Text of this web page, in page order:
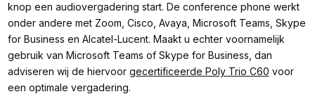
knop een audiovergadering start. De conference phone werkt
onder andere met Zoom, Cisco, Avaya, Microsoft Teams, Skype
for Business en Alcatel-Lucent. Maakt u echter voornamelijk
gebruik van Microsoft Teams of Skype for Business, dan
adviseren wij de hiervoor gecertificeerde Poly Trio C60 voor
een optimale vergadering.